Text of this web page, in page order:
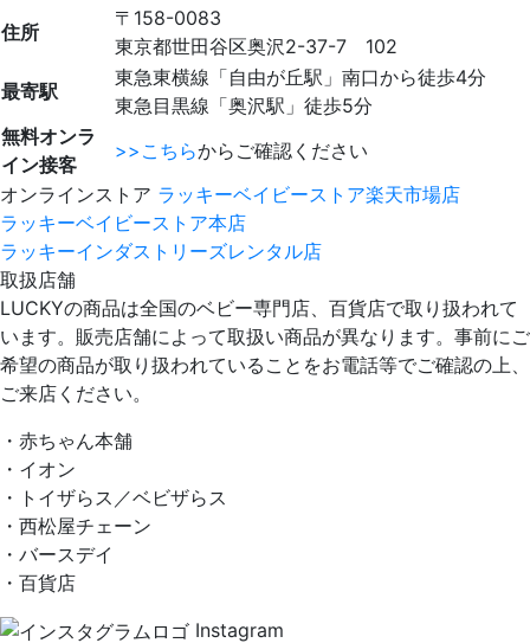
住所
〒158-0083
東京都世田谷区奥沢2-37-7 102
最寄駅
東急東横線「自由が丘駅」南口から徒歩4分
東急目黒線「奥沢駅」徒歩5分
無料オンラ
イン接客
>>こちらからご確認ください
オンラインストア ラッキーベイビーストア楽天市場店
ラッキーベイビーストア本店
ラッキーインダストリーズレンタル店
取扱店舗
LUCKYの商品は全国のベビー専門店、百貨店で取り扱われて
います。販売店舗によって取扱い商品が異なります。事前にご
希望の商品が取り扱われていることをお電話等でご確認の上、
ご来店ください。
・赤ちゃん本舗
・イオン
・トイザらス／ベビザらス
・西松屋チェーン
・バースデイ
・百貨店
Instagram